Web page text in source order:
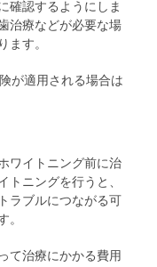
確認するようにしま
治療などが必要な場
ます。
が適用される場合は
ワイトニング前に治
トニングを行うと、
ラブルにつながる可
。
て治療にかかる費用